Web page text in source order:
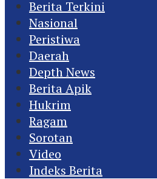
Berita Terkini
Nasional
Peristiwa
Daerah
Depth News
Berita Apik
Hukrim
Ragam
Sorotan
Video
Indeks Berita